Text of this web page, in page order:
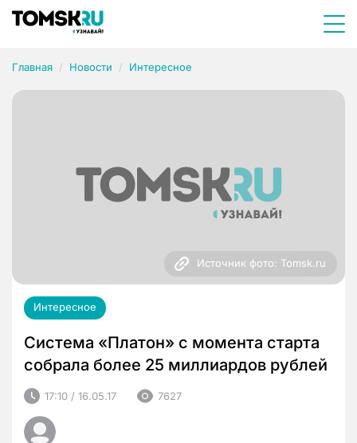
Главная Новости Интересное
Источник фото: Tomsk.ru
Интересное
Система «Платон» с момента старта
собрала более 25 миллиардов рублей
17:10 / 16.05.17 7627